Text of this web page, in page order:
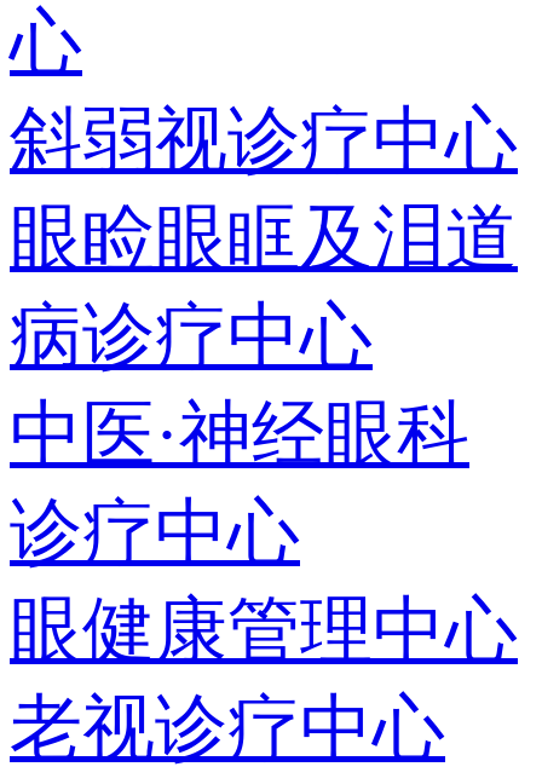
心
斜弱视诊疗中心
眼睑眼眶及泪道
病诊疗中心
中医·神经眼科
诊疗中心
眼健康管理中心
老视诊疗中心